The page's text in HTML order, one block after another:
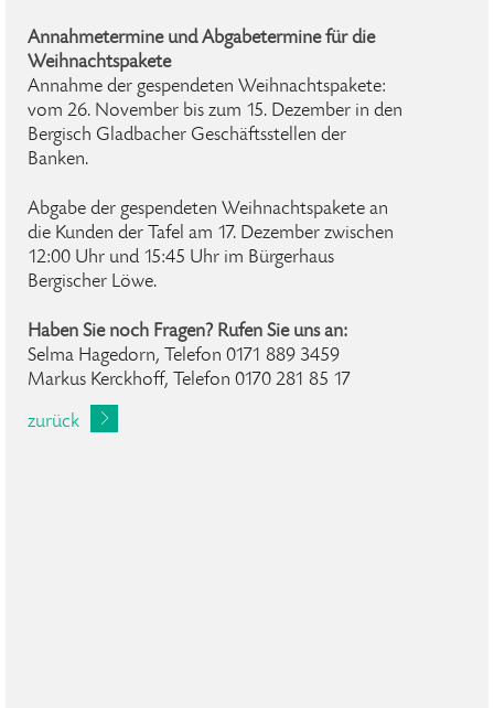
Annahmetermine und Abgabetermine für die
Weihnachtspakete
Annahme der gespendeten Weihnachtspakete:
vom 26. November bis zum 15. Dezember in den
Bergisch Gladbacher Geschäftsstellen der
Banken.
Abgabe der gespendeten Weihnachtspakete an
die Kunden der Tafel am 17. Dezember zwischen
12:00 Uhr und 15:45 Uhr im Bürgerhaus
Bergischer Löwe.
Haben Sie noch Fragen? Rufen Sie uns an:
Selma Hagedorn, Telefon 0171 889 3459
Markus Kerckhoff, Telefon 0170 281 85 17
zurück